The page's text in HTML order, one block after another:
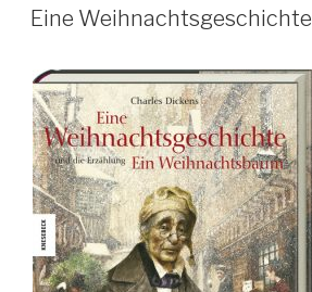
AM
Eine Weihnachtsgeschichte